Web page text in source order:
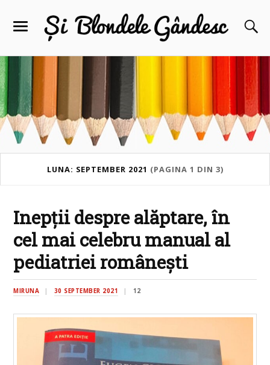
LUNA: SEPTEMBER 2021 (PAGINA 1 DIN 3)
Inepții despre alăptare, în
cel mai celebru manual al
pediatriei românești
MIRUNA 30 SEPTEMBER 2021 12